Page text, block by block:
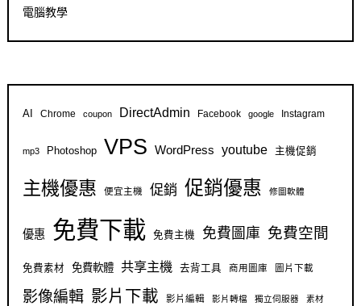
電腦教學
AI Chrome coupon DirectAdmin Facebook google Instagram
mp3 Photoshop VPS WordPress youtube 主機促銷
主機優惠 便宜主機 促銷 促銷優惠 修圖軟體
優惠 免費下載 免費主機 免費圖庫 免費空間
免費素材 免費軟體 共享主機 去背工具 商用圖庫 圖片下載
影像編輯 影片下載 影片編輯 影片轉檔 獨立伺服器 素材